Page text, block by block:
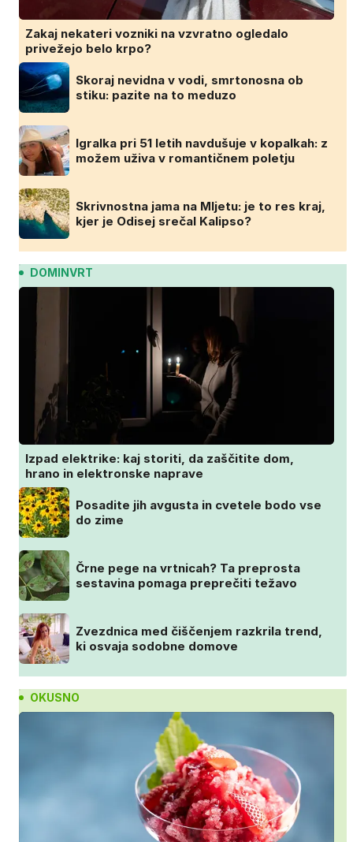
Zakaj nekateri vozniki na vzvratno ogledalo
privežejo belo krpo?
Skoraj nevidna v vodi, smrtonosna ob
stiku: pazite na to meduzo
Igralka pri 51 letih navdušuje v kopalkah: z
možem uživa v romantičnem poletju
Skrivnostna jama na Mljetu: je to res kraj,
kjer je Odisej srečal Kalipso?
DOMINVRT
Izpad elektrike: kaj storiti, da zaščitite dom,
hrano in elektronske naprave
Posadite jih avgusta in cvetele bodo vse
do zime
Črne pege na vrtnicah? Ta preprosta
sestavina pomaga preprečiti težavo
Zvezdnica med čiščenjem razkrila trend,
ki osvaja sodobne domove
OKUSNO